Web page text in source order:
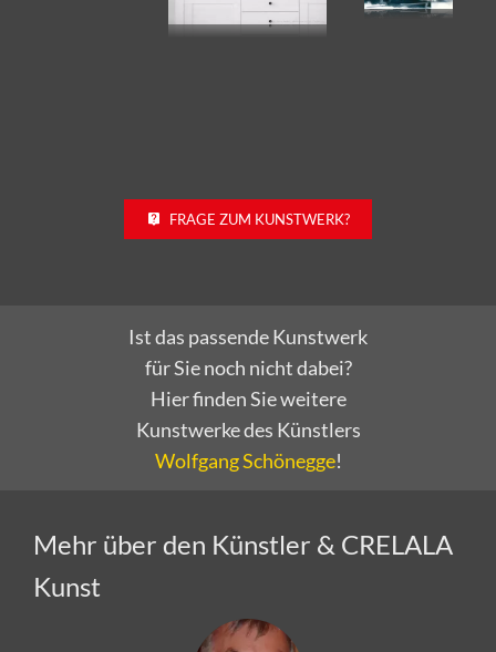
für Sie noch nicht dabei?
Hier finden Sie weitere
Kunstwerke des Künstlers
Wolfgang Schönegge!
Kunst